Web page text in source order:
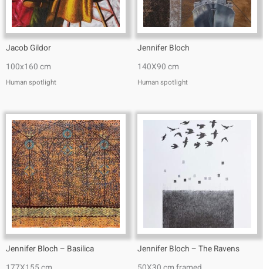
Jacob Gildor
100x160 cm
Human spotlight
Jennifer Bloch
140X90 cm
Human spotlight
Jennifer Bloch – Basilica
Jennifer Bloch – The Ravens